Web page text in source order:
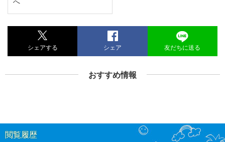
シェアする シェア 友だちに送る
おすすめ情報
閲覧履歴